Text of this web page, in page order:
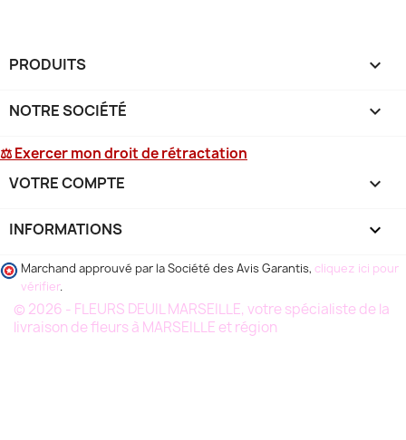
PRODUITS 
NOTRE SOCIÉTÉ 
⚖ Exercer mon droit de rétractation
VOTRE COMPTE 
INFORMATIONS keyboard_arrow_down
Marchand approuvé par la Société des Avis Garantis, cliquez ici pour
vérifier.
© 2026 - FLEURS DEUIL MARSEILLE, votre spécialiste de la
livraison de fleurs à MARSEILLE et région